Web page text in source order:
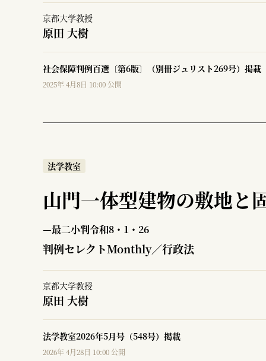
京都大学教授
原田 大樹
社会保障判例百選〔第6版〕（別冊ジュリスト269号）掲載
2025年 4月8日 10:00 公開
法学教室
山門一体型建物の敷地と
—最二小判令和8・1・26
判例セレクトMonthly／行政法
京都大学教授
原田 大樹
法学教室2026年5月号（548号）掲載
2026年 4月28日 10:00 公開